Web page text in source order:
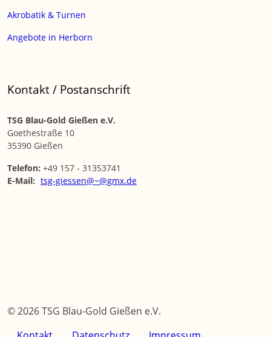
Akrobatik & Turnen
Angebote in Herborn
Kontakt / Postanschrift
TSG Blau-Gold Gießen e.V.
Goethestraße 10
35390 Gießen
Telefon: +49 157 - 31353741
E-Mail: tsg-giessen@~@gmx.de
© 2026 TSG Blau-Gold Gießen e.V.